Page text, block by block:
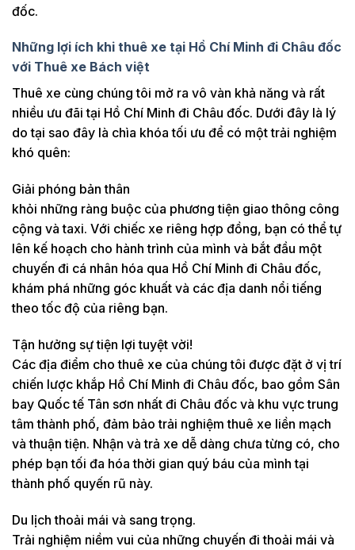
đốc.
Những lợi ích khi thuê xe tại Hồ Chí Minh đi Châu đốc
với Thuê xe Bách việt
Thuê xe cùng chúng tôi mở ra vô vàn khả năng và rất
nhiều ưu đãi tại Hồ Chí Minh đi Châu đốc. Dưới đây là lý
do tại sao đây là chìa khóa tối ưu để có một trải nghiệm
khó quên:
Giải phóng bản thân
khỏi những ràng buộc của phương tiện giao thông công
cộng và taxi. Với chiếc xe riêng hợp đồng, bạn có thể tự
lên kế hoạch cho hành trình của mình và bắt đầu một
chuyến đi cá nhân hóa qua Hồ Chí Minh đi Châu đốc,
khám phá những góc khuất và các địa danh nổi tiếng
theo tốc độ của riêng bạn.
Tận hưởng sự tiện lợi tuyệt vời!
Các địa điểm cho thuê xe của chúng tôi được đặt ở vị trí
chiến lược khắp Hồ Chí Minh đi Châu đốc, bao gồm Sân
bay Quốc tế Tân sơn nhất đi Châu đốc và khu vực trung
tâm thành phố, đảm bảo trải nghiệm thuê xe liền mạch
và thuận tiện. Nhận và trả xe dễ dàng chưa từng có, cho
phép bạn tối đa hóa thời gian quý báu của mình tại
thành phố quyến rũ này.
Du lịch thoải mái và sang trọng.
Trải nghiệm niềm vui của những chuyến đi thoải mái và